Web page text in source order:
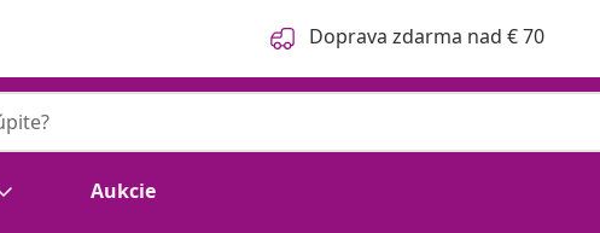
Doprava zdarma nad € 70
Aukcie